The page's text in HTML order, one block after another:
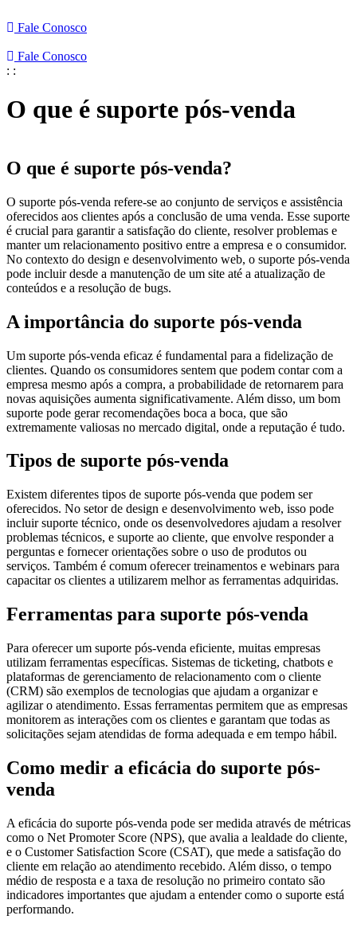
Fale Conosco
Fale Conosco
: :
O que é suporte pós-venda
O que é suporte pós-venda?
O suporte pós-venda refere-se ao conjunto de serviços e assistência
oferecidos aos clientes após a conclusão de uma venda. Esse suporte
é crucial para garantir a satisfação do cliente, resolver problemas e
manter um relacionamento positivo entre a empresa e o consumidor.
No contexto do design e desenvolvimento web, o suporte pós-venda
pode incluir desde a manutenção de um site até a atualização de
conteúdos e a resolução de bugs.
A importância do suporte pós-venda
Um suporte pós-venda eficaz é fundamental para a fidelização de
clientes. Quando os consumidores sentem que podem contar com a
empresa mesmo após a compra, a probabilidade de retornarem para
novas aquisições aumenta significativamente. Além disso, um bom
suporte pode gerar recomendações boca a boca, que são
extremamente valiosas no mercado digital, onde a reputação é tudo.
Tipos de suporte pós-venda
Existem diferentes tipos de suporte pós-venda que podem ser
oferecidos. No setor de design e desenvolvimento web, isso pode
incluir suporte técnico, onde os desenvolvedores ajudam a resolver
problemas técnicos, e suporte ao cliente, que envolve responder a
perguntas e fornecer orientações sobre o uso de produtos ou
serviços. Também é comum oferecer treinamentos e webinars para
capacitar os clientes a utilizarem melhor as ferramentas adquiridas.
Ferramentas para suporte pós-venda
Para oferecer um suporte pós-venda eficiente, muitas empresas
utilizam ferramentas específicas. Sistemas de ticketing, chatbots e
plataformas de gerenciamento de relacionamento com o cliente
(CRM) são exemplos de tecnologias que ajudam a organizar e
agilizar o atendimento. Essas ferramentas permitem que as empresas
monitorem as interações com os clientes e garantam que todas as
solicitações sejam atendidas de forma adequada e em tempo hábil.
Como medir a eficácia do suporte pós-
venda
A eficácia do suporte pós-venda pode ser medida através de métricas
como o Net Promoter Score (NPS), que avalia a lealdade do cliente,
e o Customer Satisfaction Score (CSAT), que mede a satisfação do
cliente em relação ao atendimento recebido. Além disso, o tempo
médio de resposta e a taxa de resolução no primeiro contato são
indicadores importantes que ajudam a entender como o suporte está
performando.